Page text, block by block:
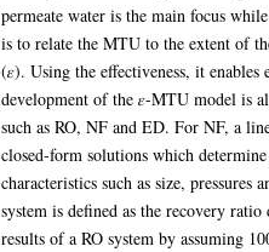
permeate water is the main focus
is to relate the MTU to the extent of
(𝜀). Using the effectiveness, it enables
development of the 𝜀-MTU model is
such as RO, NF and ED. For NF, a
closed-form solutions which
characteristics such as size,
system is defined as the recovery
results of a RO system by assuming